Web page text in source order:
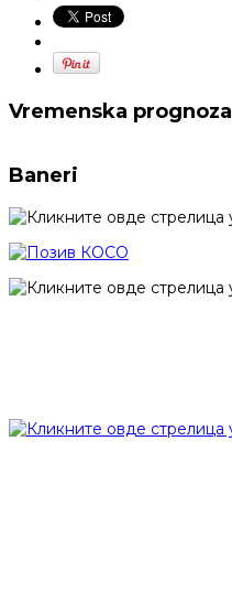
Vremenska prognoza
Baneri